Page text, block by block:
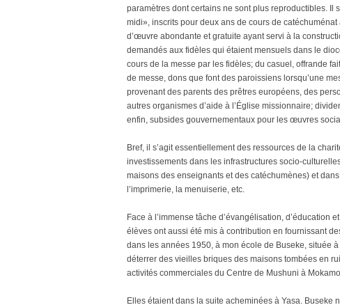
paramètres dont certains ne sont plus reproductibles. Il
midi», inscrits pour deux ans de cours de
d’œuvre abondante et gratuite ayant servi à la
demandés aux fidèles qui étaient mensuels dans le
cours de la messe par les fidèles; du casuel, offrande
de messe, dons que font des paroissiens lorsqu’une
provenant des parents des prêtres européens, des
autres organismes d’aide à l’Église missionnaire;
enfin, subsides gouvernementaux pour les œuvres
Bref, il s’agit essentiellement des ressources de la
investissements dans les infrastructures socio-
maisons des enseignants et des catéchumènes) et
l’imprimerie, la menuiserie, etc.
Face à l’immense tâche d’évangélisation, d’éducation
élèves ont aussi été mis à contribution en fournissant
dans les années 1950, à mon école de Buseke, située
déterrer des vieilles briques des maisons tombées en
activités commerciales du Centre de Mushuni à
Elles étaient dans la suite acheminées à Yasa. Buseke